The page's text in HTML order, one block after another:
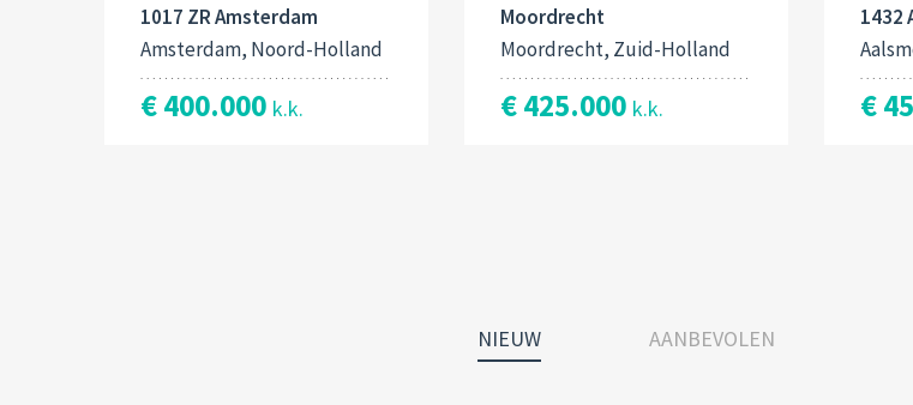
1017 ZR Amsterdam
Amsterdam, Noord-Holland
€ 400.000 k.k.
Moordrecht
Moordrecht, Zuid-Holland
€ 425.000 k.k.
1432
€
NIEUW AANBEVOLEN